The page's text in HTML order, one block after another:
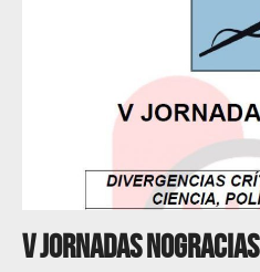
V Jornadas Nogracias